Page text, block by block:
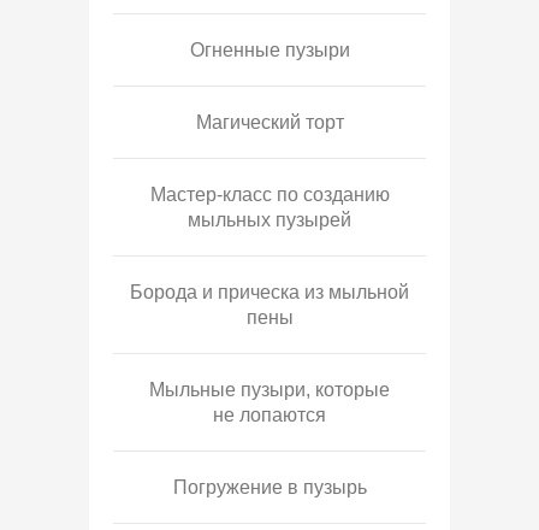
Огненные пузыри
Магический торт
Мастер-класс по созданию
мыльных пузырей
Борода и прическа из мыльной
пены
Мыльные пузыри, которые
не лопаются
Погружение в пузырь